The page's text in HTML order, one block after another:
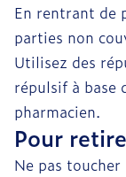
En rentrant de
parties non
Utilisez des
répulsif à base
pharmacien.
Pour
Ne pas